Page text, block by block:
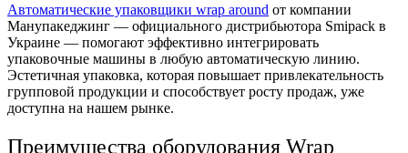
Автоматические упаковщики wrap around от компании
Манупакеджинг — официального дистрибьютора Smipack в
Украине — помогают эффективно интегрировать
упаковочные машины в любую автоматическую линию.
Эстетичная упаковка, которая повышает привлекательность
групповой продукции и способствует росту продаж, уже
доступна на нашем рынке.
Преимущества оборудования Wrap